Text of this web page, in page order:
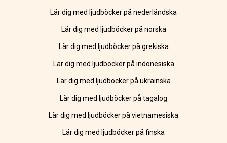
Lär dig med ljudböcker på nederländska
Lär dig med ljudböcker på norska
Lär dig med ljudböcker på grekiska
Lär dig med ljudböcker på indonesiska
Lär dig med ljudböcker på ukrainska
Lär dig med ljudböcker på tagalog
Lär dig med ljudböcker på vietnamesiska
Lär dig med ljudböcker på finska